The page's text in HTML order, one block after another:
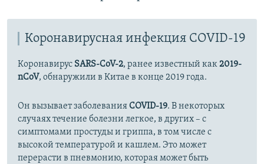
л
а
й
Коронавирусная инфекция COVID-19
Коронавирус SARS-CoV-2, ранее известный как2019-
nCoV, обнаружили в Китае в конце 2019 года.
Он вызывает заболеванияCOVID-19. В некоторых
случаях течение болезни легкое, в других – с
симптомами простуды и гриппа, в том числе с
высокой температурой и кашлем. Это может
перерасти в пневмонию, которая может быть